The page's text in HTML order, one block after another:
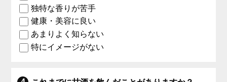
独特な香りが苦手
健康・美容に良い
あまりよく知らない
特にイメージがない